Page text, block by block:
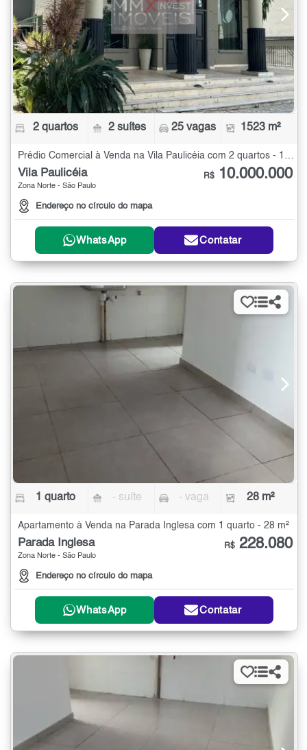
2 quartos 2 suítes 25 vagas 1523 m²
Prédio Comercial à Venda na Vila Paulicéia com 2 quartos - 1523 m²
Vila Paulicéia
Zona Norte - São Paulo
Endereço no círculo do mapa
R$ 10.000.000
WhatsApp Contatar
1 quarto - suíte - vaga 28 m²
Apartamento à Venda na Parada Inglesa com 1 quarto - 28 m²
Parada Inglesa
Zona Norte - São Paulo
Endereço no círculo do mapa
R$ 228.080
WhatsApp Contatar